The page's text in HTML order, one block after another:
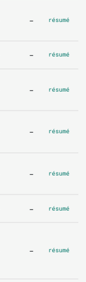
- résumé
- résumé
- résumé
- résumé
- résumé
- résumé
- résumé